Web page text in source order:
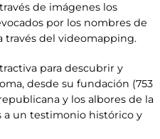
de imágenes los
por los nombres de
través del videomapping.
para descubrir y
desde su fundación (753
y los albores de la
a un testimonio histórico y